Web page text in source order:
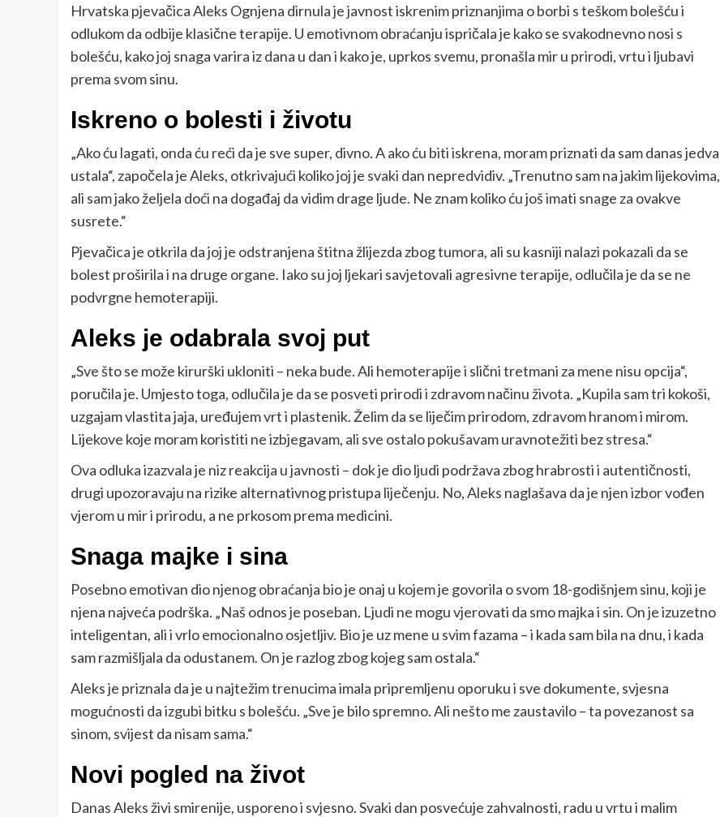
Hrvatska pjevačica Aleks Ognjena dirnula je javnost iskrenim priznanjima o borbi s teškom bolešću i
odlukom da odbije klasične terapije. U emotivnom obraćanju ispričala je kako se svakodnevno nosi s
bolešću, kako joj snaga varira iz dana u dan i kako je, uprkos svemu, pronašla mir u prirodi, vrtu i ljubavi
prema svom sinu.
Iskreno o bolesti i životu
„Ako ću lagati, onda ću reći da je sve super, divno. A ako ću biti iskrena, moram priznati da sam danas jedva
ustala“, započela je Aleks, otkrivajući koliko joj je svaki dan nepredvidiv. „Trenutno sam na jakim lijekovima,
ali sam jako željela doći na događaj da vidim drage ljude. Ne znam koliko ću još imati snage za ovakve
susrete.“
Pjevačica je otkrila da joj je odstranjena štitna žlijezda zbog tumora, ali su kasniji nalazi pokazali da se
bolest proširila i na druge organe. Iako su joj ljekari savjetovali agresivne terapije, odlučila je da se ne
podvrgne hemoterapiji.
Aleks je odabrala svoj put
„Sve što se može kirurški ukloniti – neka bude. Ali hemoterapije i slični tretmani za mene nisu opcija“,
poručila je. Umjesto toga, odlučila je da se posveti prirodi i zdravom načinu života. „Kupila sam tri kokoši,
uzgajam vlastita jaja, uređujem vrt i plastenik. Želim da se liječim prirodom, zdravom hranom i mirom.
Lijekove koje moram koristiti ne izbjegavam, ali sve ostalo pokušavam uravnotežiti bez stresa.“
Ova odluka izazvala je niz reakcija u javnosti – dok je dio ljudi podržava zbog hrabrosti i autentičnosti,
drugi upozoravaju na rizike alternativnog pristupa liječenju. No, Aleks naglašava da je njen izbor vođen
vjerom u mir i prirodu, a ne prkosom prema medicini.
Snaga majke i sina
Posebno emotivan dio njenog obraćanja bio je onaj u kojem je govorila o svom 18-godišnjem sinu, koji je
njena najveća podrška. „Naš odnos je poseban. Ljudi ne mogu vjerovati da smo majka i sin. On je izuzetno
inteligentan, ali i vrlo emocionalno osjetljiv. Bio je uz mene u svim fazama – i kada sam bila na dnu, i kada
sam razmišljala da odustanem. On je razlog zbog kojeg sam ostala.“
Aleks je priznala da je u najtežim trenucima imala pripremljenu oporuku i sve dokumente, svjesna
mogućnosti da izgubi bitku s bolešću. „Sve je bilo spremno. Ali nešto me zaustavilo – ta povezanost sa
sinom, svijest da nisam sama.“
Novi pogled na život
Danas Aleks živi smirenije, usporeno i svjesno. Svaki dan posvećuje zahvalnosti, radu u vrtu i malim